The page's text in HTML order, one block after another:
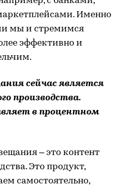
Именно
мы и стремимся
эффективно и
сейчас является
производства.
в процентном
– это контент
Это продукт,
самостоятельно,